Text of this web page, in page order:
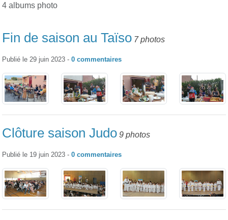
4 albums photo
Fin de saison au Taïso 7 photos
Publié le 29 juin 2023 - 0 commentaires
Clôture saison Judo 9 photos
Publié le 19 juin 2023 - 0 commentaires